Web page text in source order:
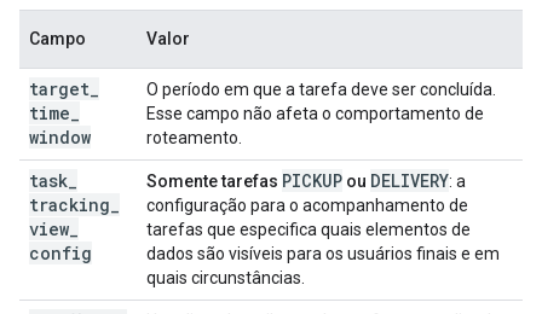
Campo Valor
target
time
window
O período em que a tarefa deve ser concluída.
Esse campo não afeta o comportamento de
roteamento.
task
tracking
view
config
Somente tarefas PICKUP ou DELIVERY: a
configuração para o acompanhamento de
tarefas que especifica quais elementos de
dados são visíveis para os usuários finais e em
quais circunstâncias.